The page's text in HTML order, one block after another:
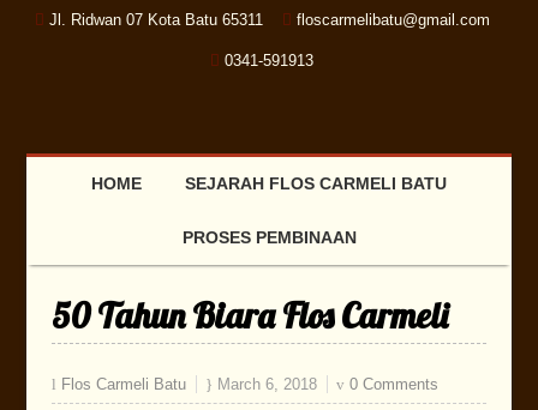
Jl. Ridwan 07 Kota Batu 65311 floscarmelibatu@gmail.com
0341-591913
HOME SEJARAH FLOS CARMELI BATU
PROSES PEMBINAAN
50 Tahun Biara Flos Carmeli
Flos Carmeli Batu March 6, 2018
0 Comments